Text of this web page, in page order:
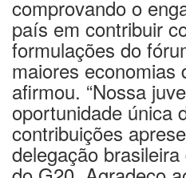
comprovando o
país em contribuir
formulações do
maiores economias
afirmou. “Nossa
oportunidade única
contribuições
delegação